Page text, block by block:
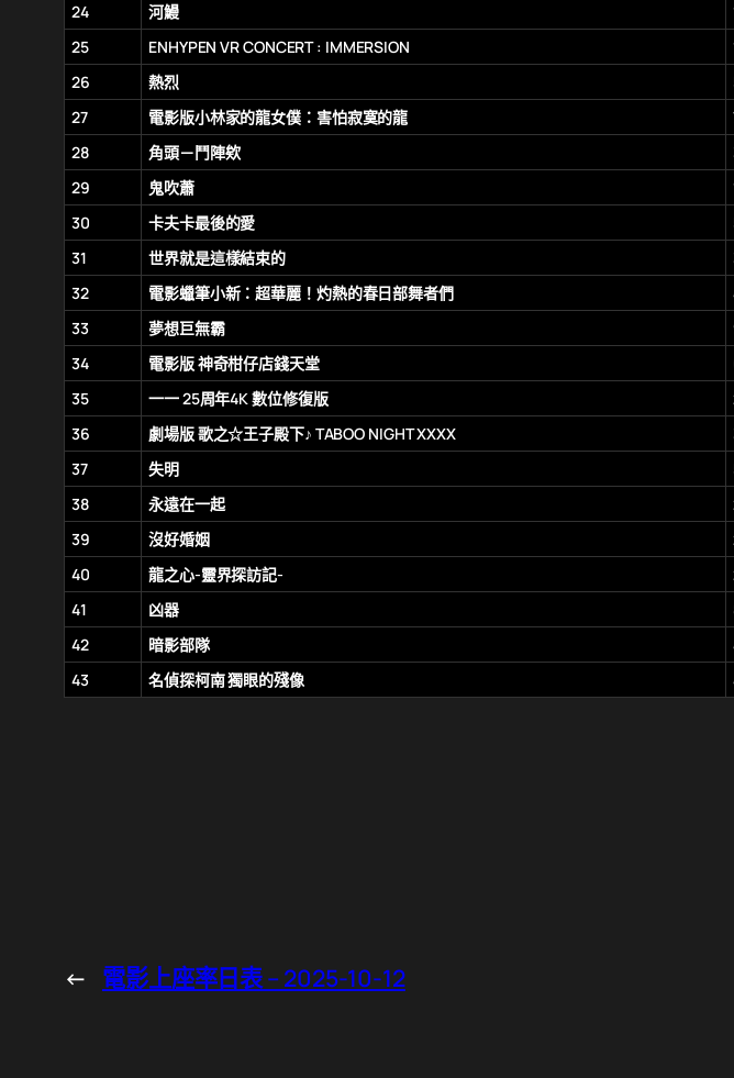
24
河鰻
25
ENHYPEN VR CONCERT : IMMERSION
26
熱烈
27
電影版小林家的龍女僕：害怕寂寞的龍
28
角頭－鬥陣欸
29
鬼吹蕭
30
卡夫卡最後的愛
31
世界就是這樣結束的
32
電影蠟筆小新：超華麗！灼熱的春日部舞者們
33
夢想巨無霸
34
電影版 神奇柑仔店錢天堂
35
一一 25周年4K 數位修復版
36
劇場版 歌之☆王子殿下♪ TABOO NIGHT XXXX
37
失明
38
永遠在一起
39
沒好婚姻
40
龍之心-靈界探訪記-
41
凶器
42
暗影部隊
43
名偵探柯南 獨眼的殘像
← 電影上座率日表 – 2025-10-12